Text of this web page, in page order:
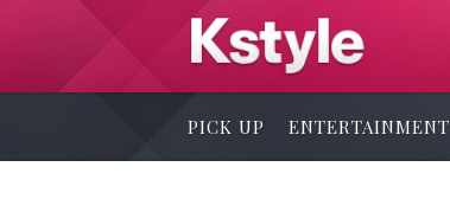
PICK UP ENTERTAINMENT